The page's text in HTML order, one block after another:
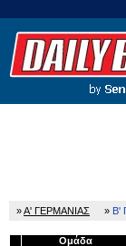
»Α' ΓΕΡΜΑΝΙΑΣ » Β'
Ομάδα